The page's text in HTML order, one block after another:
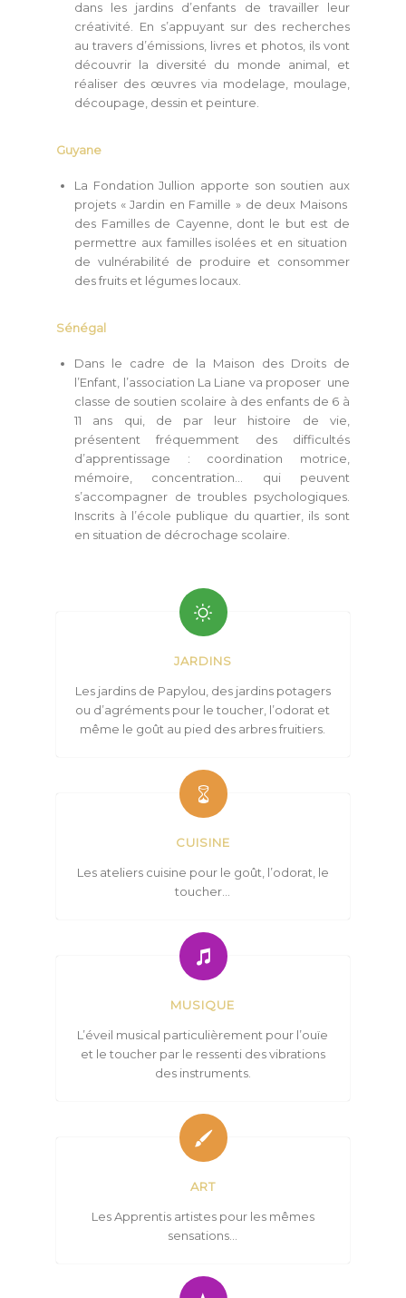
dans les jardins d’enfants de travailler leur
créativité. En s’appuyant sur des recherches
au travers d’émissions, livres et photos, ils vont
découvrir la diversité du monde animal, et
réaliser des œuvres via modelage, moulage,
découpage, dessin et peinture.
Guyane
La Fondation Jullion apporte son soutien aux
projets « Jardin en Famille » de deux Maisons
des Familles de Cayenne, dont le but est de
permettre aux familles isolées et en situation
de vulnérabilité de produire et consommer
des fruits et légumes locaux.
Sénégal
Dans le cadre de la Maison des Droits de
l’Enfant, l’association La Liane va proposer une
classe de soutien scolaire à des enfants de 6 à
11 ans qui, de par leur histoire de vie,
présentent fréquemment des difficultés
d’apprentissage : coordination motrice,
mémoire, concentration… qui peuvent
s’accompagner de troubles psychologiques.
Inscrits à l’école publique du quartier, ils sont
en situation de décrochage scolaire.
JARDINS
Les jardins de Papylou, des jardins potagers
ou d’agréments pour le toucher, l’odorat et
même le goût au pied des arbres fruitiers.
CUISINE
Les ateliers cuisine pour le goût, l’odorat, le
toucher…
MUSIQUE
L’éveil musical particulièrement pour l’ouïe
et le toucher par le ressenti des vibrations
des instruments.
ART
Les Apprentis artistes pour les mêmes
sensations…